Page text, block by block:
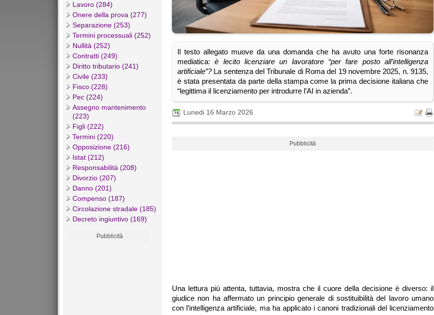
Lavoro (284)
Onere della prova (277)
Separazione (253)
Termini processuali (252)
Nullità (252)
Contratti (249)
Diritto tributario (241)
Civile (233)
Fisco (228)
Pec (224)
Assegno mantenimento
(223)
Figli (222)
Termini (220)
Opposizione (216)
Istat (212)
Responsabilità (208)
Divorzio (207)
Danno (201)
Compenso (187)
Circolazione stradale (185)
Decreto ingiuntivo (169)
Pubblicità
Il testo allegato muove da una domanda che ha avuto una forte risonanza
mediatica:è lecito licenziare un lavoratore “per fare posto all’intelligenza
artificiale”?La sentenza del Tribunale di Roma del 19 novembre 2025, n. 9135,
è stata presentata da parte della stampa come la prima decisione italiana che
“legittima il licenziamento per introdurre l’AI in azienda”.
Lunedi 16 Marzo 2026
Pubblicità
Una lettura più attenta, tuttavia, mostra che il cuore della decisione è diverso: il
giudice non ha affermato un principio generale di sostituibilità del lavoro umano
con l’intelligenza artificiale, ma ha applicato i canoni tradizionali del licenziamento